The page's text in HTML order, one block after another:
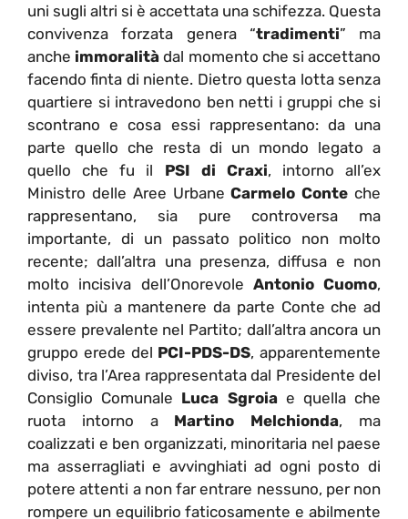
uni sugli altri si è accettata una schifezza. Questa
convivenza forzata genera “tradimenti” ma
anche immoralità dal momento che si accettano
facendo finta di niente. Dietro questa lotta senza
quartiere si intravedono ben netti i gruppi che si
scontrano e cosa essi rappresentano: da una
parte quello che resta di un mondo legato a
quello che fu il PSI di Craxi, intorno all’ex
Ministro delle Aree UrbaneCarmelo Conte che
rappresentano, sia pure controversa ma
importante, di un passato politico non molto
recente; dall’altra una presenza, diffusa e non
molto incisiva dell’Onorevole Antonio Cuomo,
intenta più a mantenere da parte Conte che ad
essere prevalente nel Partito; dall’altra ancora un
gruppo erede del PCI-PDS-DS, apparentemente
diviso, tra l’Area rappresentata dal Presidente del
Consiglio Comunale Luca Sgroiae quella che
ruota intorno a Martino Melchionda, ma
coalizzati e ben organizzati, minoritaria nel paese
ma asserragliati e avvinghiati ad ogni posto di
potere attenti a non far entrare nessuno, per non
rompere un equilibrio faticosamente e abilmente